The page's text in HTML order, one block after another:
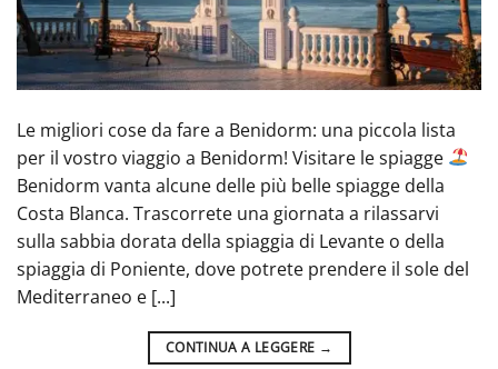
Le migliori cose da fare a Benidorm: una piccola lista
per il vostro viaggio a Benidorm! Visitare le spiagge
Benidorm vanta alcune delle più belle spiagge della
Costa Blanca. Trascorrete una giornata a rilassarvi
sulla sabbia dorata della spiaggia di Levante o della
spiaggia di Poniente, dove potrete prendere il sole del
Mediterraneo e [...]
CONTINUA A LEGGERE →